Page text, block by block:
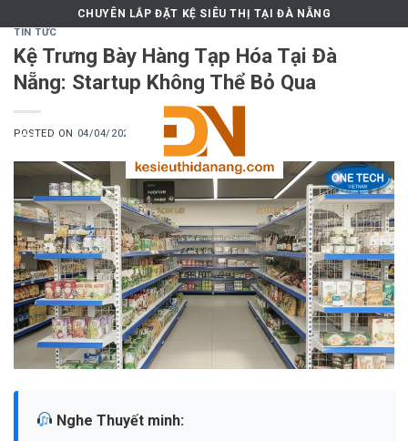
to
content
CHUYÊN LẮP ĐẶT KỆ SIÊU THỊ TẠI ĐÀ NẴNG
TIN TỨC
Kệ Trưng Bày Hàng Tạp Hóa Tại Đà
Nẵng: Startup Không Thể Bỏ Qua
POSTED ON 04/04/2026 MKT.ONETECH
Nghe Thuyết minh: